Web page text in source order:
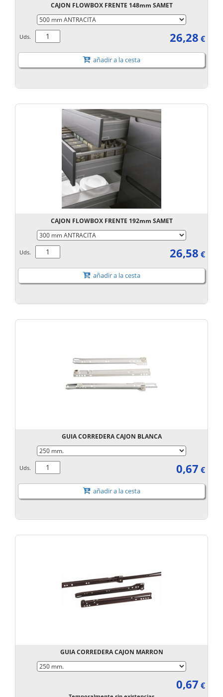
CAJON FLOWBOX FRENTE 148mm SAMET
Uds. 26,28 €
añadir a la cesta
CAJON FLOWBOX FRENTE 192mm SAMET
Uds. 26,58 €
añadir a la cesta
GUIA CORREDERA CAJON BLANCA
Uds. 0,67 €
añadir a la cesta
GUIA CORREDERA CAJON MARRON
0,67 €